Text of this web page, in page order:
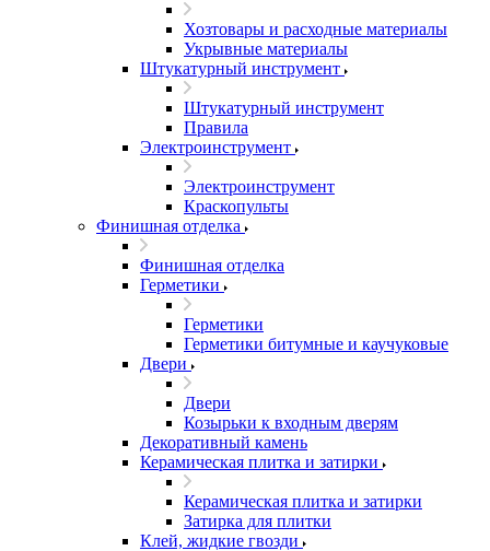
Хозтовары и расходные материалы
Укрывные материалы
Штукатурный инструмент
Штукатурный инструмент
Правила
Электроинструмент
Электроинструмент
Краскопульты
Финишная отделка
Финишная отделка
Герметики
Герметики
Герметики битумные и каучуковые
Двери
Двери
Козырьки к входным дверям
Декоративный камень
Керамическая плитка и затирки
Керамическая плитка и затирки
Затирка для плитки
Клей, жидкие гвозди